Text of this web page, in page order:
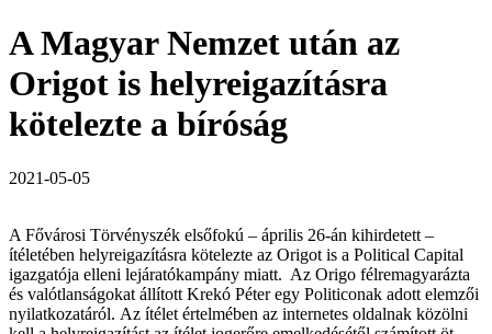
A Magyar Nemzet után az
Origot is helyreigazításra
kötelezte a bíróság
2021-05-05
A Fővárosi Törvényszék elsőfokú – április 26-án kihirdetett –
ítéletében helyreigazításra kötelezte az Origot is a Political Capital
igazgatója elleni lejáratókampány miatt. Az Origo félremagyarázta
és valótlanságokat állított Krekó Péter egy Politiconak adott elemzői
nyilatkozatáról. Az ítélet értelmében az internetes oldalnak közölni